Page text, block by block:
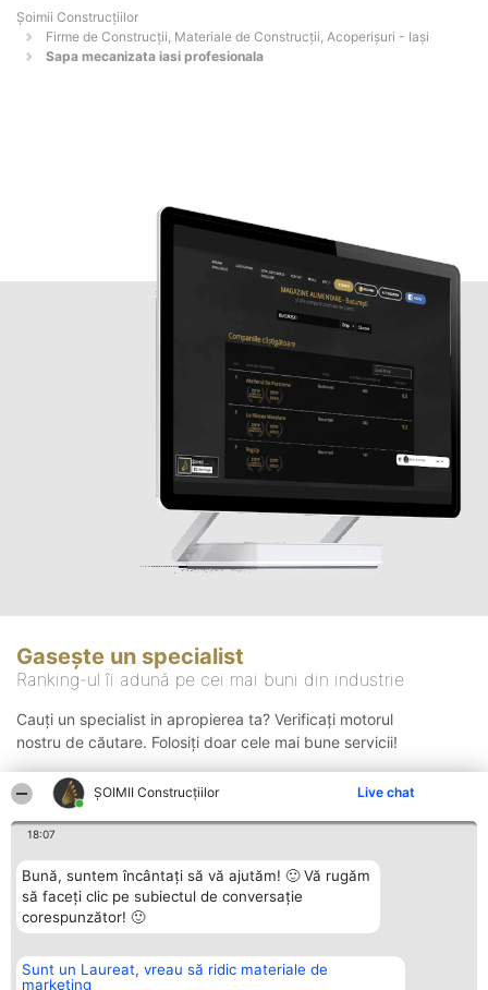
ȘOIMII Construcțiilor Live chat
18:07
Bună, suntem încântați să vă ajutăm! 🙂 Vă rugăm
să faceți clic pe subiectul de conversație
corespunzător! 🙂
Sunt un Laureat, vreau să ridic materiale de
marketing
Șoimii Construcțiilor
Firme de Construcții, Materiale de Construcții, Acoperișuri - Iaşi
Sapa mecanizata iasi profesionala
Gasește un specialist
Ranking-ul îi adună pe cei mai buni din industrie
Cauți un specialist in apropierea ta? Verificați motorul
nostru de căutare. Folosiți doar cele mai bune servicii!
Organizator Ranking
BRIGHT SOLUTIONS BR SRL
Plebiscyt Contact